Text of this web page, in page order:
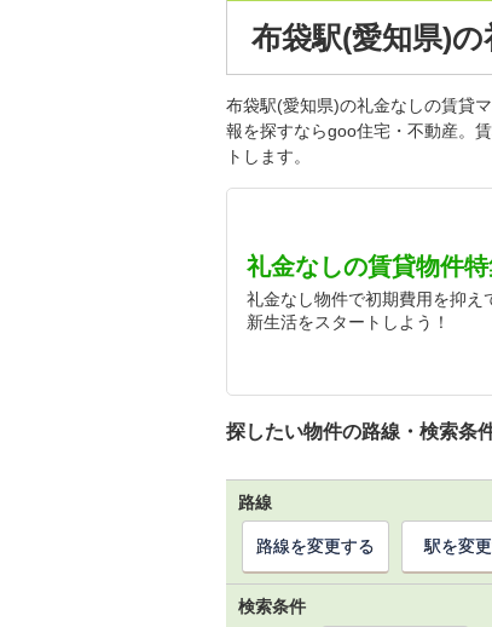
布袋駅(愛知県)
布袋駅(愛知県)の礼金なしの賃貸
報を探すならgoo住宅・不動産。
トします。
礼金なしの賃貸物件
礼金なし物件で初期費用を抑え
新生活をスタートしよう！
探したい物件の路線・検索条
路線
路線を変更する 駅を変
検索条件